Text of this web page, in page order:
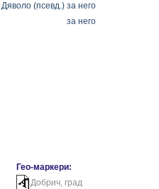
(псевд.) за него
за него
Гео-маркери:
Добрич, град